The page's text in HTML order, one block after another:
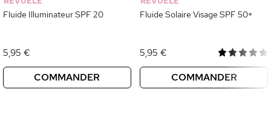
Fluide Illuminateur SPF 20
5,95 €
COMMANDER
Fluide Solaire Visage SPF 50+
5,95 €
COMMANDER